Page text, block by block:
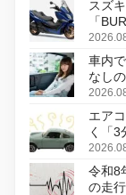
スズ
「
変更
車内
なし
エア
く「3
令和8
の走